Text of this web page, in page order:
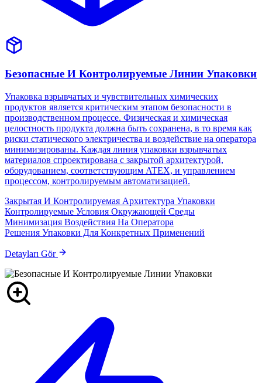
Безопасные И Контролируемые Линии Упаковки
Упаковка взрывчатых и чувствительных химических
продуктов является критическим этапом безопасности в
производственном процессе. Физическая и химическая
целостность продукта должна быть сохранена, в то время как
риски статического электричества и воздействие на оператора
минимизированы. Каждая линия упаковки взрывчатых
материалов спроектирована с закрытой архитектурой,
оборудованием, соответствующим ATEX, и управлением
процессом, контролируемым автоматизацией.
Закрытая И Контролируемая Архитектура Упаковки
Контролируемые Условия Окружающей Среды
Минимизация Воздействия На Оператора
Решения Упаковки Для Конкретных Применений
Detayları Gör